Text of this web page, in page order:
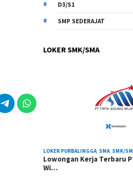
D3/S1
SMP SEDERAJAT
LOKER SMK/SMA
LOKER PURBALINGGA SMA SMK/
Lowongan Kerja Terbaru
Wi…